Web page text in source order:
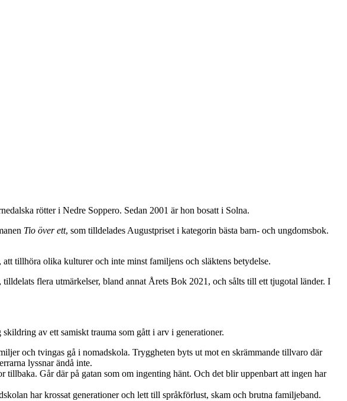
rötter i Nedre Soppero. Sedan 2001 är hon bosatt i Solna.
Tio över ett, som tilldelades Augustpriset i kategorin bästa barn- och ungdomsbok.
tillhöra olika kulturer och inte minst familjens och släktens betydelse.
flera utmärkelser, bland annat Årets Bok 2021, och sålts till ett tjugotal länder. I
av ett samiskt trauma som gått i arv i generationer.
och tvingas gå i nomadskola. Tryggheten byts ut mot en skrämmande tillvaro där
lyssnar ändå inte.
Går där på gatan som om ingenting hänt. Och det blir uppenbart att ingen har
har krossat generationer och lett till språkförlust, skam och brutna familjeband.